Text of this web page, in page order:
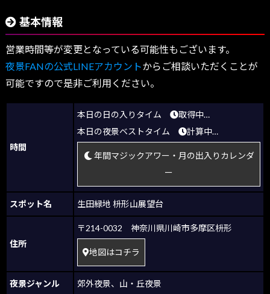
基本情報
営業時間等が変更となっている可能性もございます。
夜景FANの公式LINEアカウントからご相談いただくことが
可能ですので是非ご利用ください。
時間
本日の日の入りタイム
取得中…
本日の夜景ベストタイム
計算中…
年間マジックアワー・月の出入りカレンダ
ー
スポット名 生田緑地 枡形山展望台
住所
〒214-0032 神奈川県川崎市多摩区枡形
地図はコチラ
夜景ジャンル 郊外夜景、 山・丘夜景